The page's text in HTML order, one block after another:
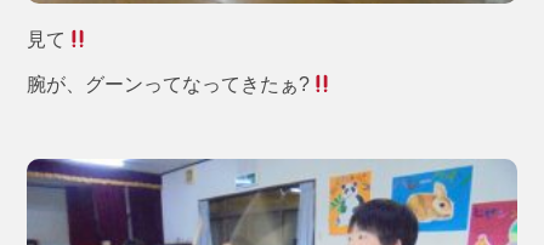
見て
腕が、グーンってなってきたぁ?